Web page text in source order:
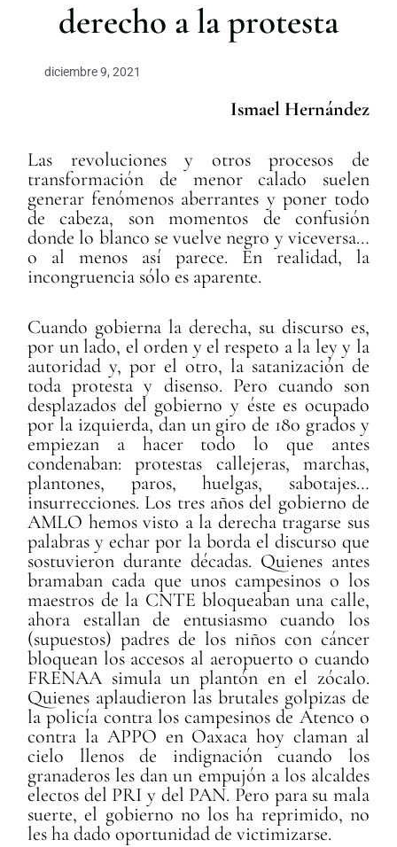
derecho a la protesta
diciembre 9, 2021
Ismael Hernández
Las revoluciones y otros procesos de
transformación de menor calado suelen
generar fenómenos aberrantes y poner todo
de cabeza, son momentos de confusión
donde lo blanco se vuelve negro y viceversa…
o al menos así parece. En realidad, la
incongruencia sólo es aparente.
Cuando gobierna la derecha, su discurso es,
por un lado, el orden y el respeto a la ley y la
autoridad y, por el otro, la satanización de
toda protesta y disenso. Pero cuando son
desplazados del gobierno y éste es ocupado
por la izquierda, dan un giro de 180 grados y
empiezan a hacer todo lo que antes
condenaban: protestas callejeras, marchas,
plantones, paros, huelgas, sabotajes…
insurrecciones. Los tres años del gobierno de
AMLO hemos visto a la derecha tragarse sus
palabras y echar por la borda el discurso que
sostuvieron durante décadas. Quienes antes
bramaban cada que unos campesinos o los
maestros de la CNTE bloqueaban una calle,
ahora estallan de entusiasmo cuando los
(supuestos) padres de los niños con cáncer
bloquean los accesos al aeropuerto o cuando
FRENAA simula un plantón en el zócalo.
Quienes aplaudieron las brutales golpizas de
la policía contra los campesinos de Atenco o
contra la APPO en Oaxaca hoy claman al
cielo llenos de indignación cuando los
granaderos les dan un empujón a los alcaldes
electos del PRI y del PAN. Pero para su mala
suerte, el gobierno no los ha reprimido, no
les ha dado oportunidad de victimizarse.